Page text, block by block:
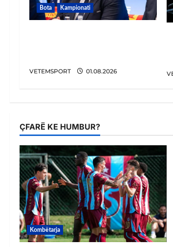
Bota Kampionati
VETEMSPORT 01.08.2026
ÇFARË KE HUMBUR?
Kombëtarja